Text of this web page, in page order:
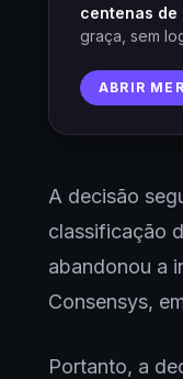
centenas de
graça, sem
ABRIR
A decisão
classificação
abandonou a
Consensys,
Portanto, a